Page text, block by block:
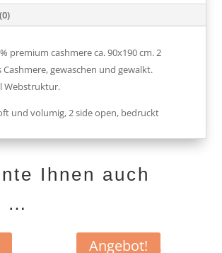
premium cashmere ca. 90x190 cm. 2
Cashmere, gewaschen und gewalkt.
Webstruktur.
und volumig, 2 side open, bedruckt
Ihnen auch
…
Angebot!